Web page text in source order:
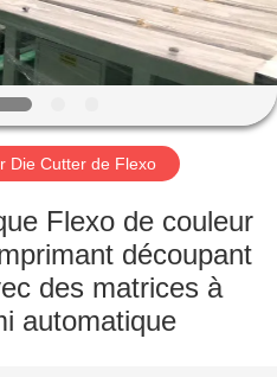
Die Cutter de Flexo
Flexo de couleur
découpant
des matrices à
automatique